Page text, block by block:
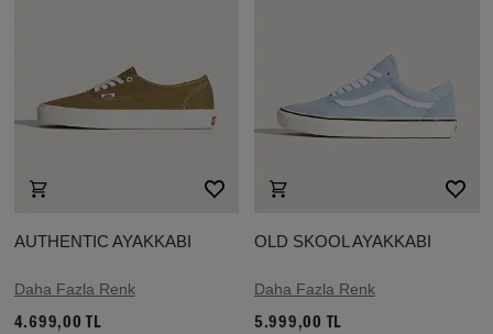
AUTHENTIC AYAKKABI
Daha Fazla Renk
4.699,00 TL
OLD SKOOL AYAKKABI
Daha Fazla Renk
5.999,00 TL